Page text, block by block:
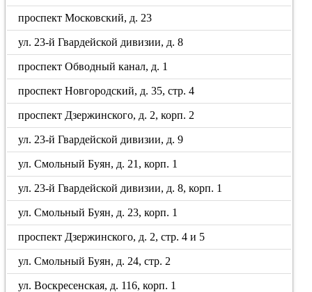
проспект Московский, д. 23
ул. 23-й Гвардейской дивизии, д. 8
проспект Обводный канал, д. 1
проспект Новгородский, д. 35, стр. 4
проспект Дзержинского, д. 2, корп. 2
ул. 23-й Гвардейской дивизии, д. 9
ул. Смольный Буян, д. 21, корп. 1
ул. 23-й Гвардейской дивизии, д. 8, корп. 1
ул. Смольный Буян, д. 23, корп. 1
проспект Дзержинского, д. 2, стр. 4 и 5
ул. Смольный Буян, д. 24, стр. 2
ул. Воскресенская, д. 116, корп. 1